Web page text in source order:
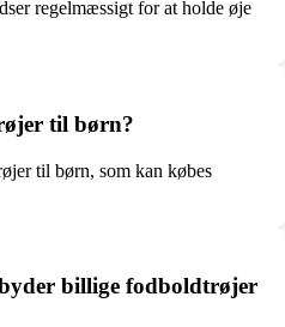
regelmæssigt for at holde øje
til børn?
til børn, som kan købes
billige fodboldtrøjer